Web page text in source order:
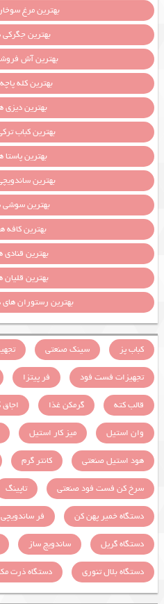
بهترین مرغ
بهترین جگرکی
بهترین آش
بهترین کله
بهترین دیزی
بهترین کباب
بهترین پاستا
بهترین
بهترین سوشی
بهترین کافه
بهترین قنادی
بهترین قلیان
بهترین رستوران
کباب پز سینک صنعتی
تجهیزات فست فود
فر پیتزا
قالب کته
گرمکن غذا
وان استیل
میز کار استیل
هود استیل صنعتی
کانتر گرم
سرخ کن فست فود صنعتی
تاپینگ
دستگاه خمیر پهن کن
فر ساندویچی
دستگاه گریل
ساندویچ ساز
دستگاه بلال تنوری
دستگاه ذرت